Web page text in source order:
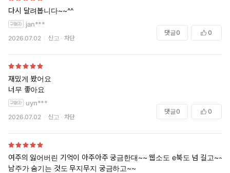
다시 달려봅니다~~^^
jan***
2026.07.02 신고 차단
댓글0 0
재밌게 봤어요
너무 좋아요
uyn***
2026.07.02 신고 차단
댓글0 0
여주의 잃어버린 기억이 아주아주 궁금한대~~ 웹소도 e북도 넘 길고~~
남주가 숨기는 것도 무지무지 궁금하고~~